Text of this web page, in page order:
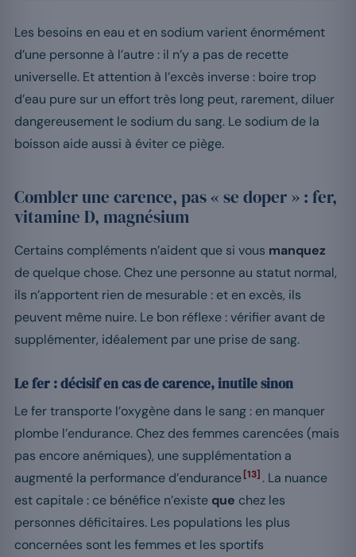
Les besoins en eau et en sodium varient énormément
d’une personne à l’autre : il n’y a pas de recette
universelle. Et attention à l’excès inverse : boire trop
d’eau pure sur un effort très long peut, rarement, diluer
dangereusement le sodium du sang. Le sodium de la
boisson aide aussi à éviter ce piège.
Combler une carence, pas « se doper » : fer,
vitamine D, magnésium
Certains compléments n’aident que si vous manquez
de quelque chose. Chez une personne au statut normal,
ils n’apportent rien de mesurable : et en excès, ils
peuvent même nuire. Le bon réflexe : vérifier avant de
supplémenter, idéalement par une prise de sang.
Le fer : décisif en cas de carence, inutile sinon
Le fer transporte l’oxygène dans le sang : en manquer
plombe l’endurance. Chez des femmes carencées (mais
pas encore anémiques), une supplémentation a
augmenté la performance d’endurance[13]. La nuance
est capitale : ce bénéfice n’existe que chez les
personnes déficitaires. Les populations les plus
concernées sont les femmes et les sportifs